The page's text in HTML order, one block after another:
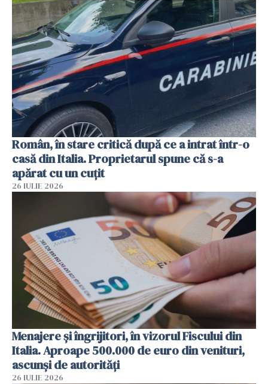
Român, în stare critică după ce a intrat într-o
casă din Italia. Proprietarul spune că s-a
apărat cu un cuțit
26 IULIE 2026
Menajere și îngrijitori, în vizorul Fiscului din
Italia. Aproape 500.000 de euro din venituri,
ascunși de autorități
26 IULIE 2026